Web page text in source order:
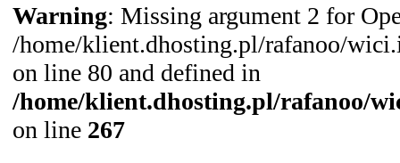
Warning: Missing argument 2 for
/home/klient.dhosting.pl/rafanoo/
on line 80 and defined in
/home/klient.dhosting.pl/rafanoo/
on line 267